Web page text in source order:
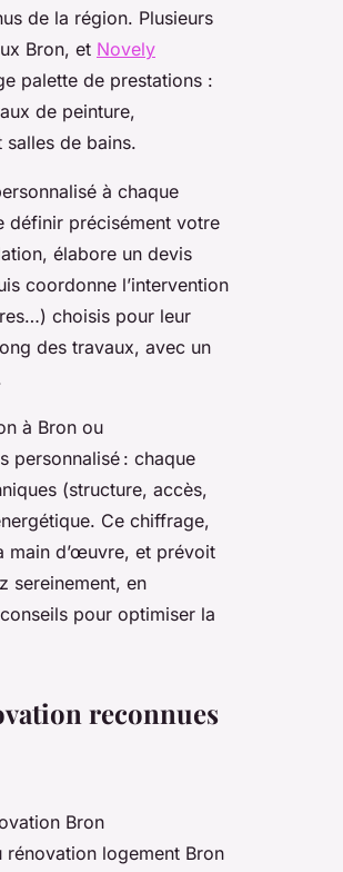
de la région. Plusieurs
Bron, et Novely
palette de prestations :
de peinture,
de bains.
à chaque
définir précisément votre
élabore un devis
coordonne l’intervention
choisis pour leur
des travaux, avec un
à Bron ou
personnalisé : chaque
(structure, accès,
Ce chiffrage,
main d’œuvre, et prévoit
sereinement, en
pour optimiser la
reconnues
Bron
logement Bron